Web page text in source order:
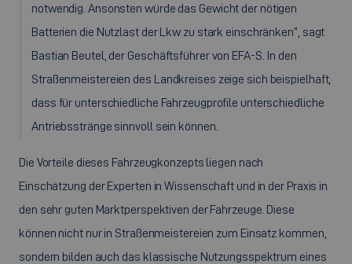
notwendig. Ansonsten würde das Gewicht der nötigen
Batterien die Nutzlast der Lkw zu stark einschränken“, sagt
Bastian Beutel, der Geschäftsführer von EFA-S. In den
Straßenmeistereien des Landkreises zeige sich beispielhaft,
dass für unterschiedliche Fahrzeugprofile unterschiedliche
Antriebsstränge sinnvoll sein können.
Die Vorteile dieses Fahrzeugkonzepts liegen nach
Einschätzung der Experten in Wissenschaft und in der Praxis in
den sehr guten Marktperspektiven der Fahrzeuge. Diese
können nicht nur in Straßenmeistereien zum Einsatz kommen,
sondern bilden auch das klassische Nutzungsspektrum eines